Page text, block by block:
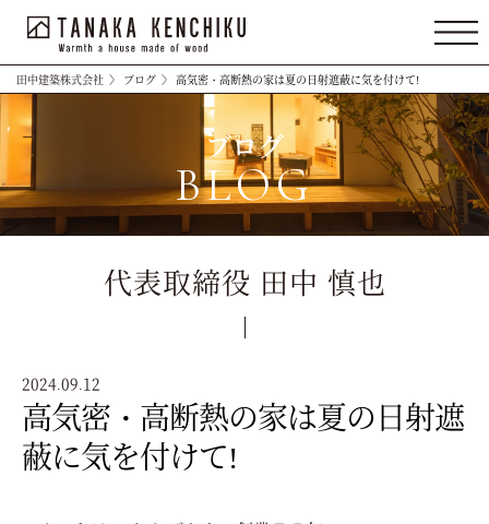
田中建築株式会社 〉 ブログ 〉 高気密・高断熱の家は夏の日射遮蔽に気を付けて!
ブログ
BLOG
代表取締役 田中 慎也
2024.09.12
高気密・高断熱の家は夏の日射遮
蔽に気を付けて!